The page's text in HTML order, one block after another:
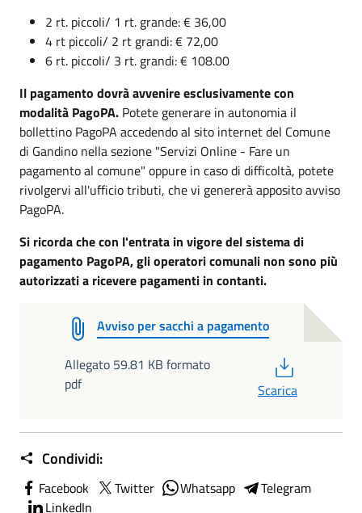
2 rt. piccoli/ 1 rt. grande: € 36,00
4 rt piccoli/ 2 rt grandi: € 72,00
6 rt. piccoli/ 3 rt. grandi: € 108.00
Il pagamento dovrà avvenire esclusivamente con
modalità PagoPA. Potete generare in autonomia il
bollettino PagoPA accedendo al sito internet del Comune
di Gandino nella sezione "Servizi Online - Fare un
pagamento al comune" oppure in caso di difficoltà, potete
rivolgervi all'ufficio tributi, che vi genererà apposito avviso
PagoPA.
Si ricorda che con l'entrata in vigore del sistema di
pagamento PagoPA, gli operatori comunali non sono più
autorizzati a ricevere pagamenti in contanti.
Avviso per sacchi a pagamento
Allegato 59.81 KB formato
pdf
Scarica
Condividi:
Facebook Twitter Whatsapp
Telegram
LinkedIn